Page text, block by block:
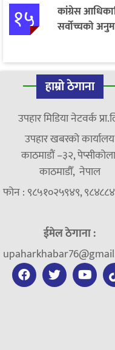
१५
कांग्रेस
सर्वोच्चको
हाम्रो ठेगाना
उपहार मिडिया नेटवर्क
उपहार खबरको कार्यालय
काठमाडौं –३२,
काठमाडौँ, नेपाल
फोन : ९८५१०२५९४९,
ईमेल ठेगाना :